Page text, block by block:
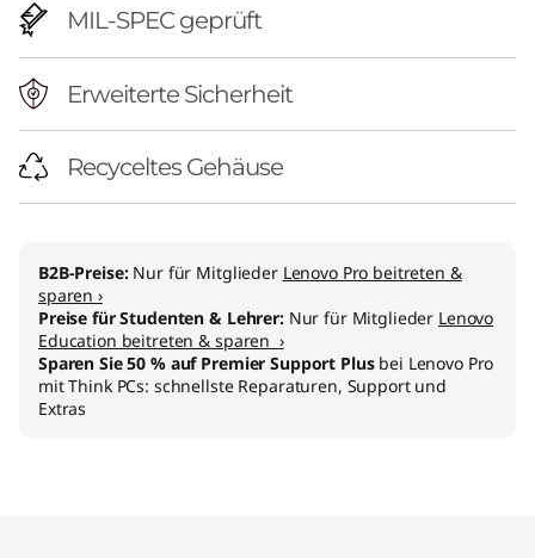
MIL-SPEC geprüft
Erweiterte Sicherheit
Recyceltes Gehäuse
B2B-Preise: Nur für Mitglieder Lenovo Pro beitreten &
sparen ›
Preise für Studenten & Lehrer: Nur für Mitglieder Lenovo
Education beitreten & sparen ›
Sparen Sie 50 % auf Premier Support Plusbei Lenovo Pro
mit Think PCs: schnellste Reparaturen, Support und
Extras